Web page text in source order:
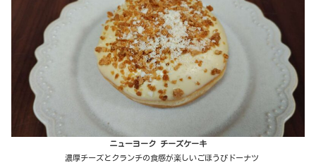
ニューヨーク チーズケーキ
濃厚チーズとクランチの食感が楽しいごほうびドーナツ